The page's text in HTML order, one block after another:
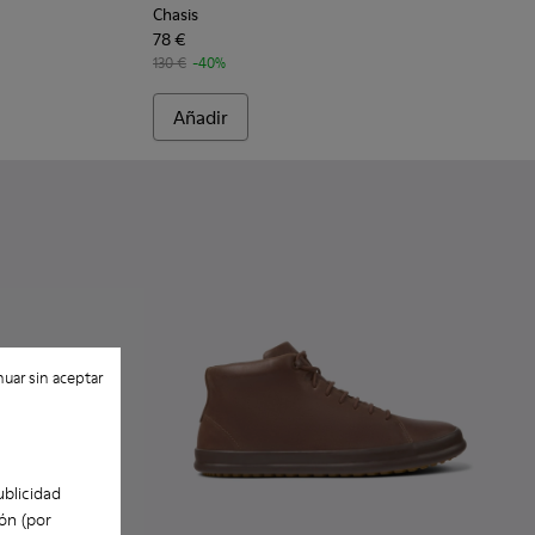
(por
sin aceptar
Chasis
78 €
130 € -40%
Añadir